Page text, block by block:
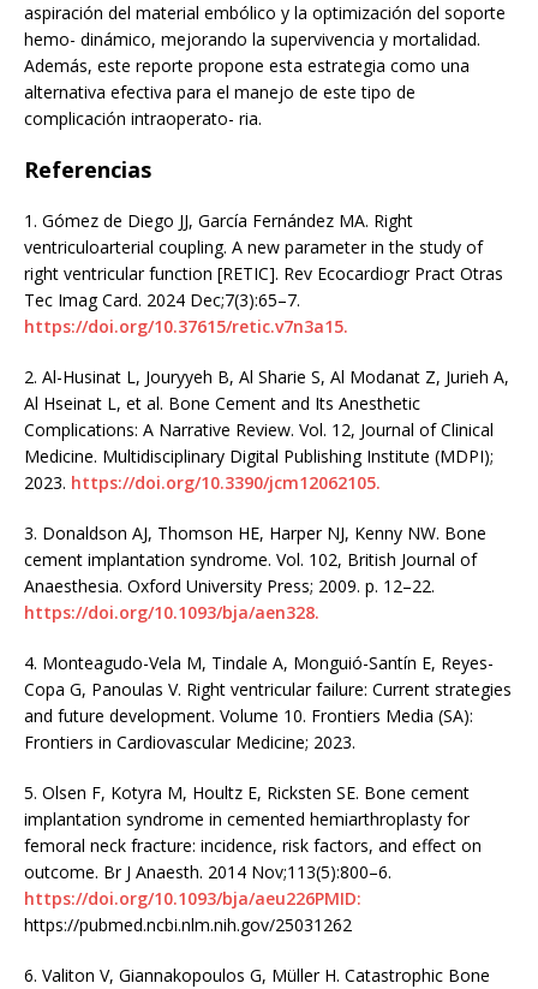
aspiración del material embólico y la optimización del soporte
hemo- dinámico, mejorando la supervivencia y mortalidad.
Además, este reporte propone esta estrategia como una
alternativa efectiva para el manejo de este tipo de
complicación intraoperato- ria.
Referencias
1. Gómez de Diego JJ, García Fernández MA. Right
ventriculoarterial coupling. A new parameter in the study of
right ventricular function [RETIC]. Rev Ecocardiogr Pract Otras
Tec Imag Card. 2024 Dec;7(3):65–7.
https://doi.org/10.37615/retic.v7n3a15.
2. Al-Husinat L, Jouryyeh B, Al Sharie S, Al Modanat Z, Jurieh A,
Al Hseinat L, et al. Bone Cement and Its Anesthetic
Complications: A Narrative Review. Vol. 12, Journal of Clinical
Medicine. Multidisciplinary Digital Publishing Institute (MDPI);
2023. https://doi.org/10.3390/jcm12062105.
3. Donaldson AJ, Thomson HE, Harper NJ, Kenny NW. Bone
cement implantation syndrome. Vol. 102, British Journal of
Anaesthesia. Oxford University Press; 2009. p. 12–22.
https://doi.org/10.1093/bja/aen328.
4. Monteagudo-Vela M, Tindale A, Monguió-Santín E, Reyes-
Copa G, Panoulas V. Right ventricular failure: Current strategies
and future development. Volume 10. Frontiers Media (SA):
Frontiers in Cardiovascular Medicine; 2023.
5. Olsen F, Kotyra M, Houltz E, Ricksten SE. Bone cement
implantation syndrome in cemented hemiarthroplasty for
femoral neck fracture: incidence, risk factors, and effect on
outcome. Br J Anaesth. 2014 Nov;113(5):800–6.
https://doi.org/10.1093/bja/aeu226PMID:
https://pubmed.ncbi.nlm.nih.gov/25031262
6. Valiton V, Giannakopoulos G, Müller H. Catastrophic Bone